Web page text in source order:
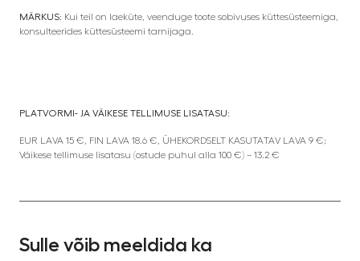
MÄRKUS: Kui teil on laeküte, veenduge toote sobivuses küttesüsteemiga,
konsulteerides küttesüsteemi tarnijaga.
PLATVORMI- JA VÄIKESE TELLIMUSE LISATASU:
EUR LAVA 15 €, FIN LAVA 18.6 €, ÜHEKORDSELT KASUTATAV LAVA 9 €;
Väikese tellimuse lisatasu (ostude puhul alla 100 €) – 13.2 €
Sulle võib meeldida ka